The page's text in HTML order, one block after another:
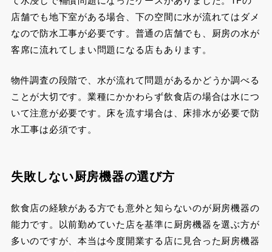
店舗でも地下室がある場合、下の空間に水が流れてはダメ
なので防水工事が必要です。普通の店舗でも、厨房の水が
客席に流れてしまい問題になる店もあります。
物件調査の段階で、水が流れて問題があるかどうか調べる
ことが大切です。業種にかかわらず飲食店の場合は水につ
いて注意が必要です。床を流す場合は、床排水が必要で防
水工事は必須です。
失敗しない厨房機器の選び方
飲食店の経験がある方でも意外と知らないのが厨房機器の
能力です。以前勤めていた店を基準に厨房機器を選ぶ方が
多いのですが、本当は今度開業する店に見合った厨房機器